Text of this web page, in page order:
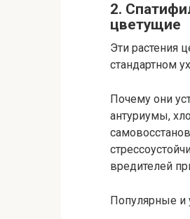
2.
цветущие
Эти растения
стандартном
Почему они
антуриумы,
вредителей
Популярные и